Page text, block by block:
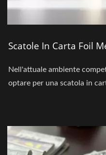
Scatole In Carta Foil
Nell'attuale ambiente
optare per una scatola in